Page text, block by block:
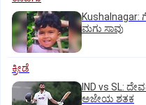
Kushalnagar:
ಮಗು ಸಾವು
ಕ್ರೀಡೆ
IND vs SL:
ಅಜೇಯ ಶತಕ